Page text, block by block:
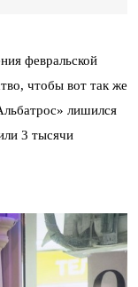
февральской
чтобы вот так же
лишился
3 тысячи